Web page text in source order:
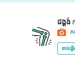
ជង្គង់
ក
ចាប់ផ្ត